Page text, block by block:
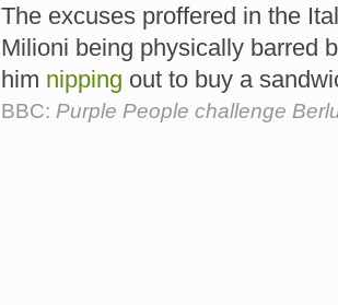
The excuses proffered in the
Milioni being physically barred
him nipping out to buy a
BBC: Purple People challenge